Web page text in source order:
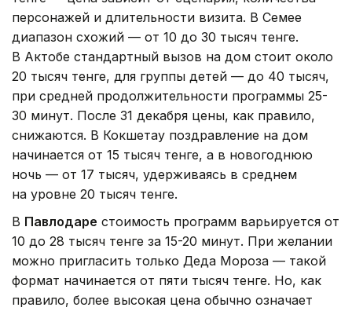
персонажей и длительности визита. В Семее
диапазон схожий — от 10 до 30 тысяч тенге.
В Актобе стандартный вызов на дом стоит около
20 тысяч тенге, для группы детей — до 40 тысяч,
при средней продолжительности программы 25-
30 минут. После 31 декабря цены, как правило,
снижаются. В Кокшетау поздравление на дом
начинается от 15 тысяч тенге, а в новогоднюю
ночь — от 17 тысяч, удерживаясь в среднем
на уровне 20 тысяч тенге.
В Павлодаре стоимость программ варьируется от
10 до 28 тысяч тенге за 15-20 минут. При желании
можно пригласить только Деда Мороза — такой
формат начинается от пяти тысяч тенге. Но, как
правило, более высокая цена обычно означает